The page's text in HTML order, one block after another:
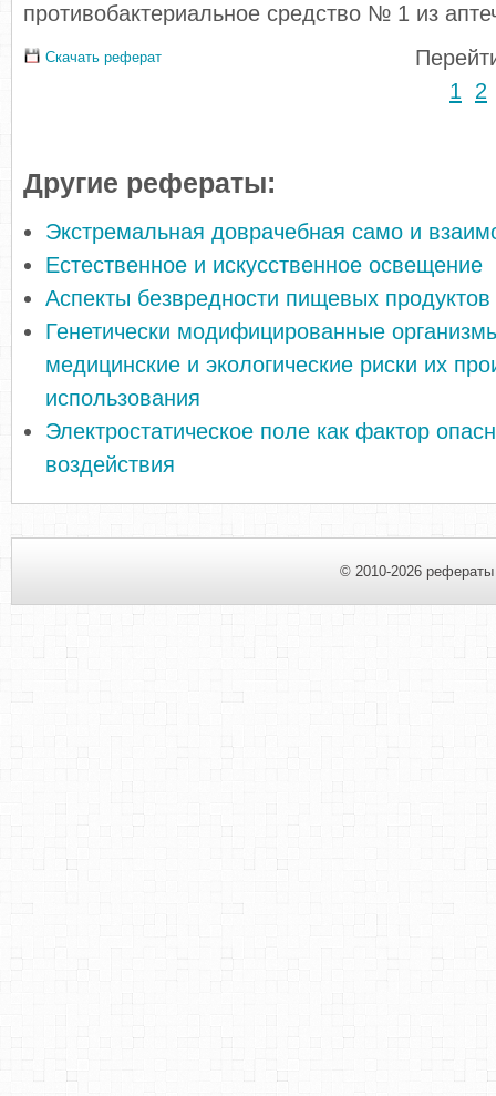
противобактериальное средство № 1 из
Скачать реферат
1
2
Другие рефераты:
Экстремальная доврачебная само и
Естественное и искусственное освещение
Аспекты безвредности пищевых продуктов
Генетически модифицированные
медицинские и экологические риски их
использования
Электростатическое поле как фактор
воздействия
© 2010-2026 рефераты